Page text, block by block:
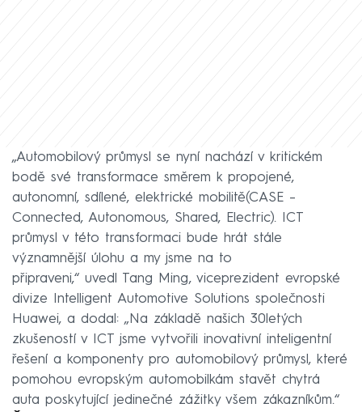
„Automobilový průmysl se nyní nachází v kritickém
bodě své transformace směrem k propojené,
autonomní, sdílené, elektrické mobilitě(CASE –
Connected, Autonomous, Shared, Electric). ICT
průmysl v této transformaci bude hrát stále
významnější úlohu a my jsme na to
připraveni,“ uvedl Tang Ming, viceprezident evropské
divize Intelligent Automotive Solutions společnosti
Huawei, a dodal: „Na základě našich 30letých
zkušeností v ICT jsme vytvořili inovativní inteligentní
řešení a komponenty pro automobilový průmysl, které
pomohou evropským automobilkám stavět chytrá
auta poskytující jedinečné zážitky všem zákazníkům.“